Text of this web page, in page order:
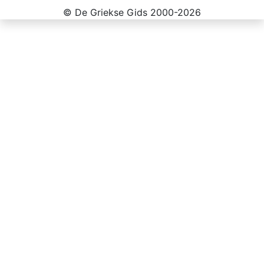
© De Griekse Gids 2000-2026